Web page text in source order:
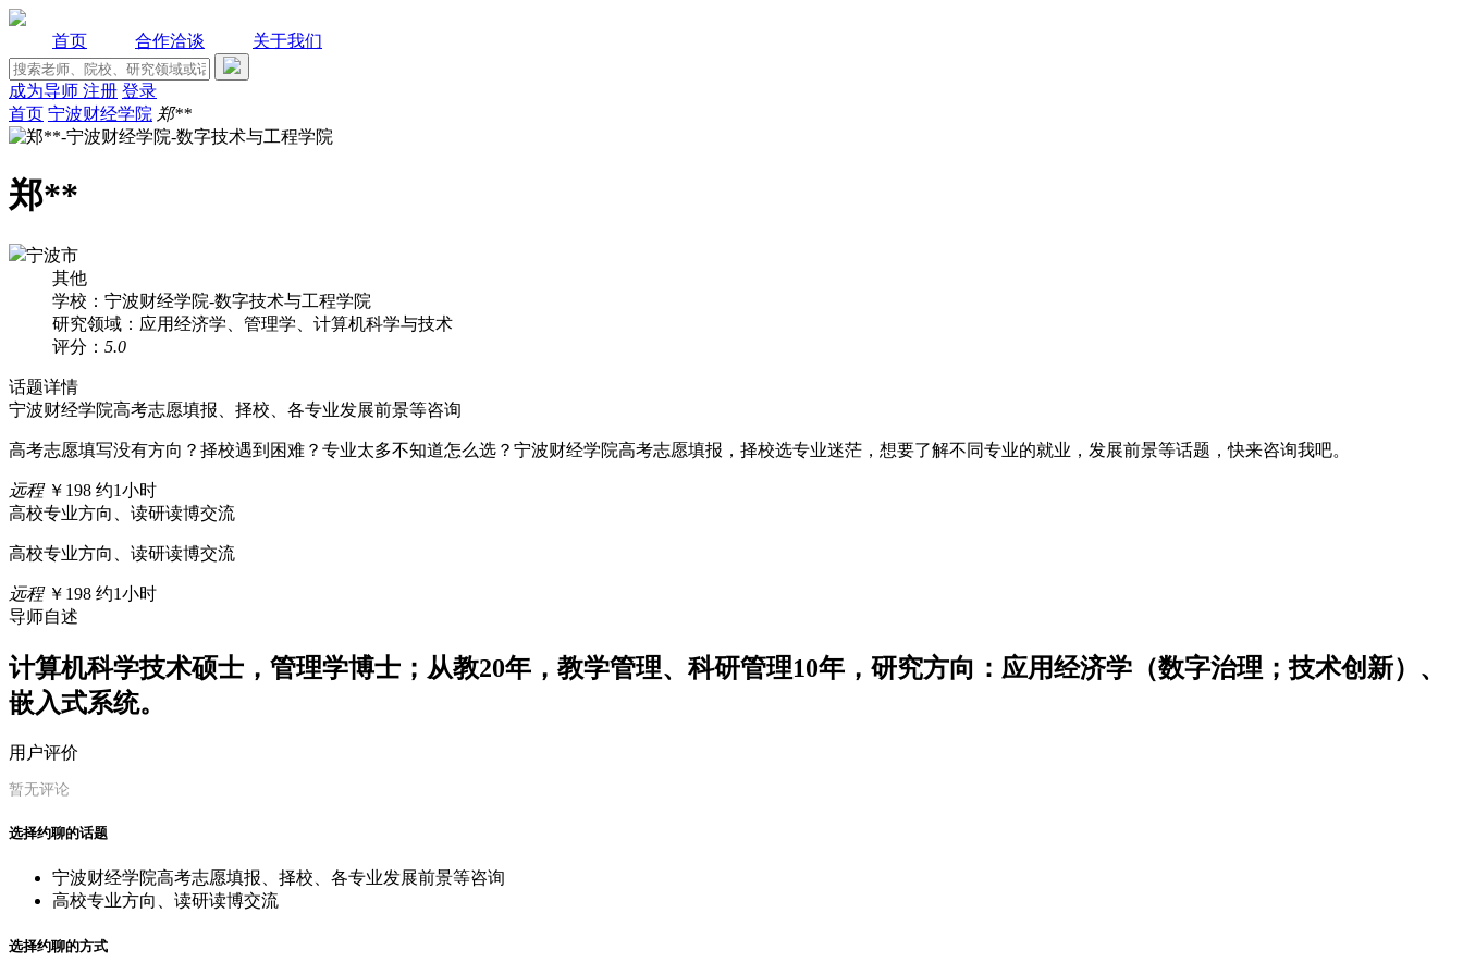
首页 合作洽谈 关于我们
成为导师 注册 登录
首页 宁波财经学院 郑**
郑**
宁波市
其他
学校：宁波财经学院-数字技术与工程学院
研究领域：应用经济学、管理学、计算机科学与技术
评分： 5.0
话题详情
宁波财经学院高考志愿填报、择校、各专业发展前景等咨询
高考志愿填写没有方向？择校遇到困难？专业太多不知道怎么选？宁波财经学院高考志愿填报，择校选专业迷茫，想要了解不同专业的就业，发展前景等话题，快来咨询我吧。
远程 ￥198 约1小时
高校专业方向、读研读博交流
高校专业方向、读研读博交流
远程 ￥198 约1小时
导师自述
计算机科学技术硕士，管理学博士；从教20年，教学管理、科研管理10年，研究方向：应用经济学（数字治理；技术创新）、
嵌入式系统。
用户评价
暂无评论
选择约聊的话题
宁波财经学院高考志愿填报、择校、各专业发展前景等咨询
高校专业方向、读研读博交流
选择约聊的方式